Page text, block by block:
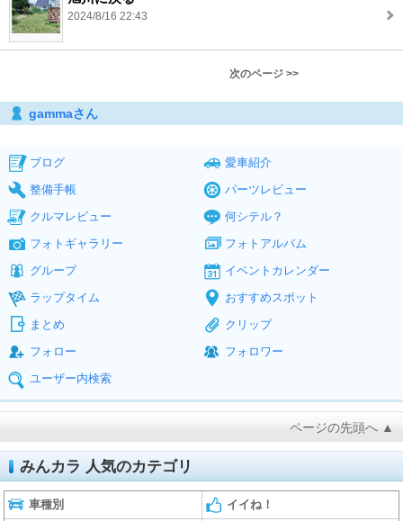
2024/8/16 22:43
次のページ >>
gammaさん
ブログ
愛車紹介
整備手帳
パーツレビュー
クルマレビュー
何シテル？
フォトギャラリー
フォトアルバム
グループ
イベントカレンダー
ラップタイム
おすすめスポット
まとめ
クリップ
フォロー
フォロワー
ユーザー内検索
ページの先頭へ ▲
みんカラ 人気のカテゴリ
車種別 イイね！